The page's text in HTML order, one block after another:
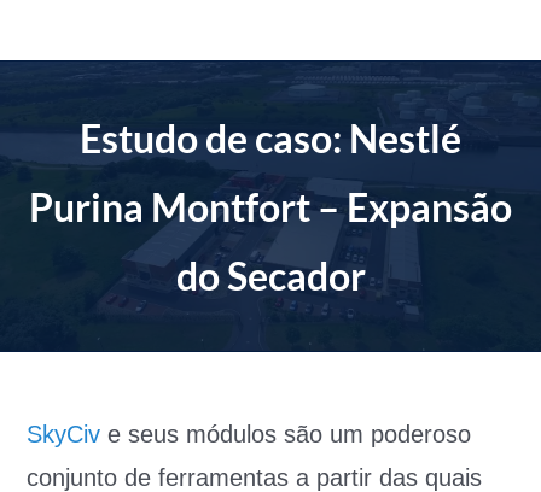
Estudo de caso: Nestlé
Purina Montfort – Expansão
do Secador
SkyCiv e seus módulos são um poderoso
conjunto de ferramentas a partir das quais